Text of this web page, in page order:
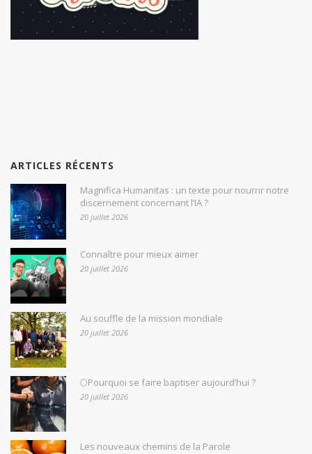
ARTICLES RÉCENTS
Magnifica Humanitas : un texte pour nourrir notre
discernement concernant l’IA ?
20 juillet 2026
Connaître pour mieux aimer
20 juillet 2026
Au souffle de la mission mondiale
20 juillet 2026
🌕Pourquoi se faire baptiser aujourd’hui ?
20 juillet 2026
Les nouveaux chemins de la Parole